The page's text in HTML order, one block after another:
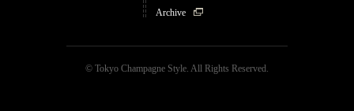
Archive
© Tokyo Champagne Style. All Rights Reserved.